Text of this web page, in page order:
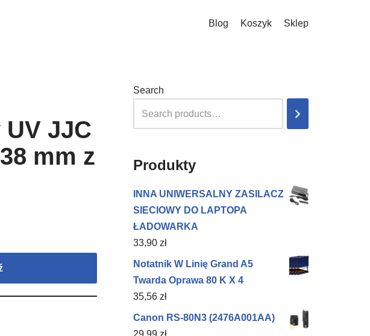
Blog Koszyk Sklep
JJC
mm z
Search
Produkty
INNA UNIWERSALNY ZASILACZ
SIECIOWY DO LAPTOPA
ŁADOWARKA
33,90 zł
Notatnik W Linię Grand A5
Twarda Oprawa 80 K X 4
35,56 zł
Canon RS-80N3 (2476A001AA)
29,99 zł